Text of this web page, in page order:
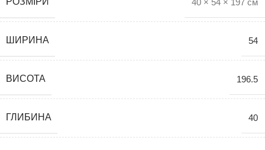
40 × 54 × 197 см
ШИРИНА 54
ВИСОТА 196.5
ГЛИБИНА 40